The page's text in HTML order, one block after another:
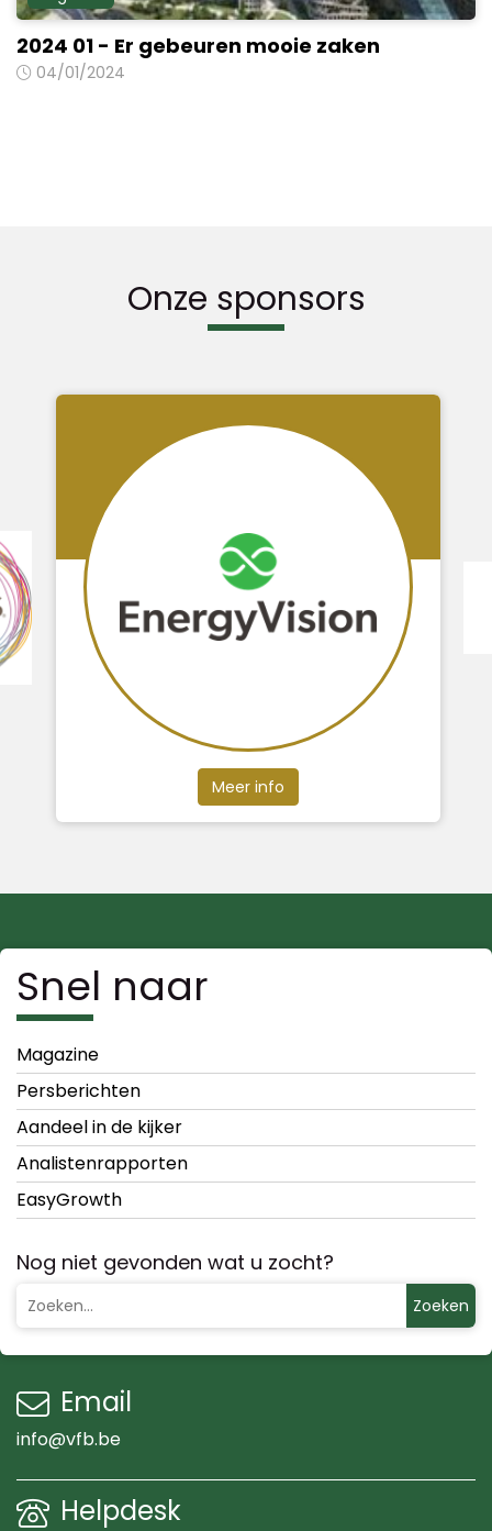
2024 01 - Er gebeuren mooie zaken
04/01/2024
Onze sponsors
Meer info
Snel naar
Magazine
Persberichten
Aandeel in de kijker
Analistenrapporten
EasyGrowth
Nog niet gevonden wat u zocht?
Zoeken
Email
info@vfb.be
Helpdesk